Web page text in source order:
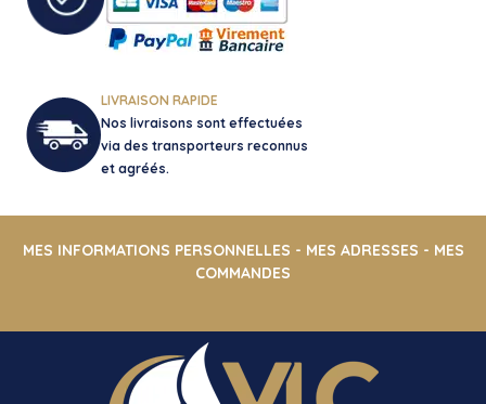
LIVRAISON RAPIDE
Nos livraisons sont effectuées
via des transporteurs reconnus
et agréés.
MES INFORMATIONS PERSONNELLES - MES ADRESSES - MES
COMMANDES